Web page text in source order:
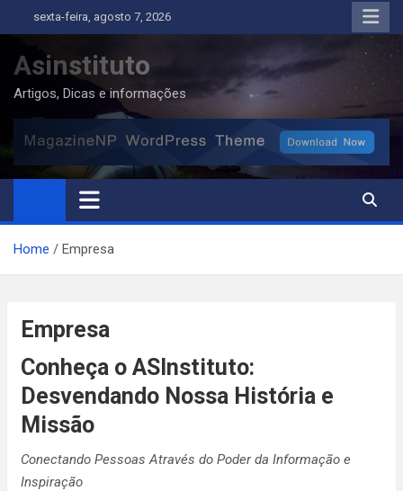
to
content
sexta-feira, agosto 7, 2026
Asinstituto
Artigos, Dicas e informações
Home Empresa
Empresa
Conheça o ASInstituto:
Desvendando Nossa História e
Missão
Conectando Pessoas Através do Poder da Informação e
Inspiração